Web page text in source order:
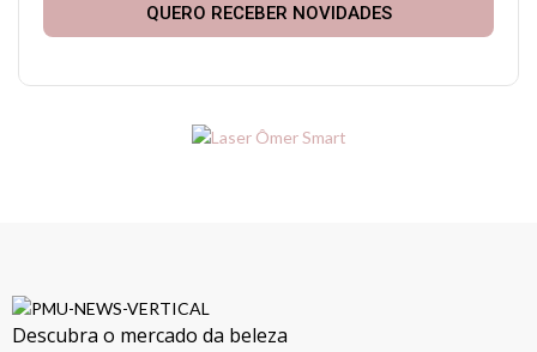
QUERO RECEBER NOVIDADES
Descubra o mercado da beleza